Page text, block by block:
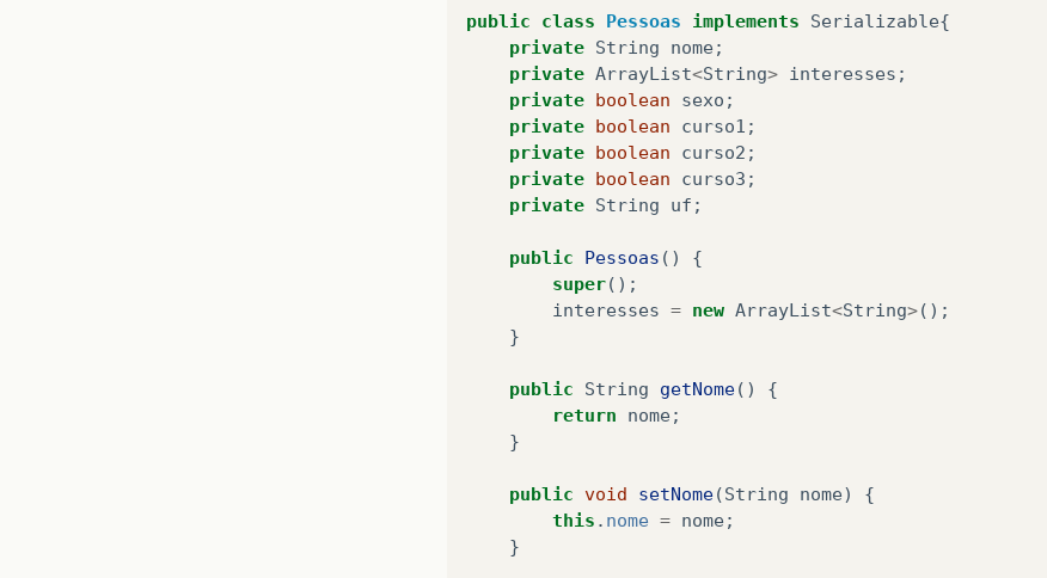
public class Pessoas implements Serializable{
private String nome;
private ArrayList<String> interesses ;
private boolean sexo ;
private boolean curso1 ;
private boolean curso2 ;
private boolean curso3 ;
private String uf ;
public Pessoas ()
{
super();
interesses = new ArrayList<String>();
}
public String getNome()
{
return
nome;
}
public void setNome(String nome)
{
this . nome = nome;
}